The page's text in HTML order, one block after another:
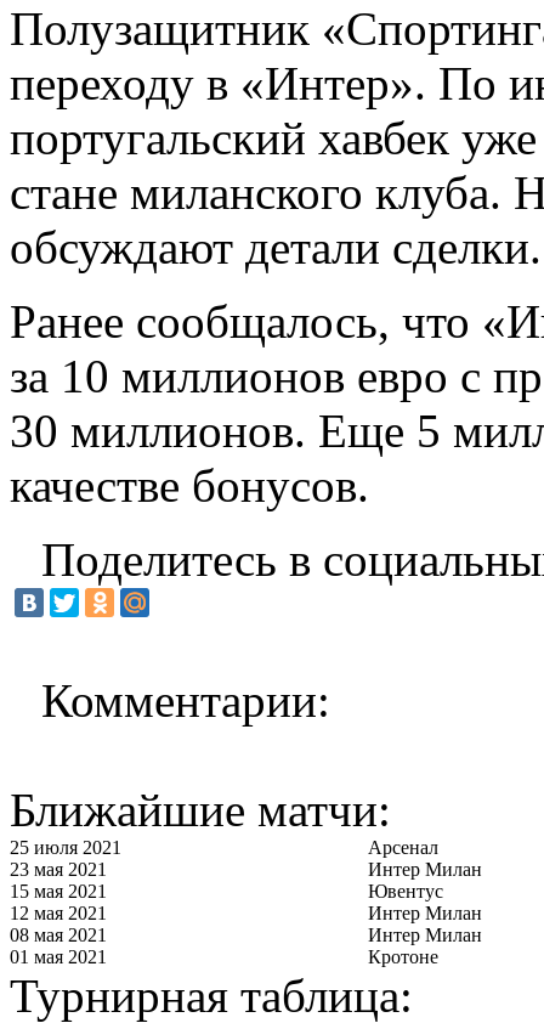
Полузащитник
переходу в «Интер». По
португальский хавбек
стане миланского
обсуждают детали сделки.
Ранее сообщалось, что
за 10 миллионов евро с
30 миллионов. Еще 5
качестве бонусов.
Поделитесь в
Комментарии:
Ближайшие матчи:
25 июля 2021
Арсенал
23 мая 2021
Интер Милан
15 мая 2021
Ювентус
12 мая 2021
Интер Милан
08 мая 2021
Интер Милан
01 мая 2021
Кротоне
Турнирная таблица: